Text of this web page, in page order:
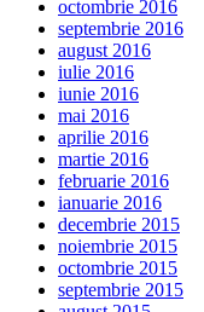
octombrie 2016
septembrie 2016
august 2016
iulie 2016
iunie 2016
mai 2016
aprilie 2016
martie 2016
februarie 2016
ianuarie 2016
decembrie 2015
noiembrie 2015
octombrie 2015
septembrie 2015